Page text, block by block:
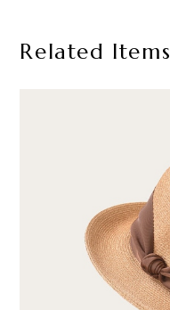
Related Items